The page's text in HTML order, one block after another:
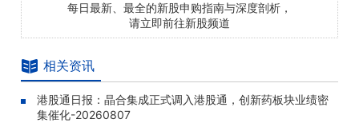
每日最新、最全的新股申购指南与深度剖析，
请立即前往新股频道
相关资讯
港股通日报：晶合集成正式调入港股通，创新药板块业绩密
集催化-20260807